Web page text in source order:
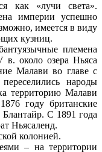
как «лучи света».
империи успешно
имеется в виду
кузниц.
племена
около озера Ньяса
Малави во главе с
народы
территорию Малави
году британские
С 1891 года
Ньясаленд.
колонией.
– на территории